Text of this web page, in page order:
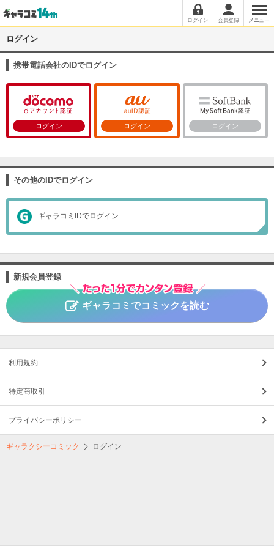
ログイン 会員登録 メニュー
ログイン
携帯電話会社のIDでログイン
ログイン ログイン ログイン
その他のIDでログイン
ギャラコミIDでログイン
新規会員登録
ギャラコミでコミックを読む
利用規約
特定商取引
プライバシーポリシー
ギャラクシーコミック ログイン